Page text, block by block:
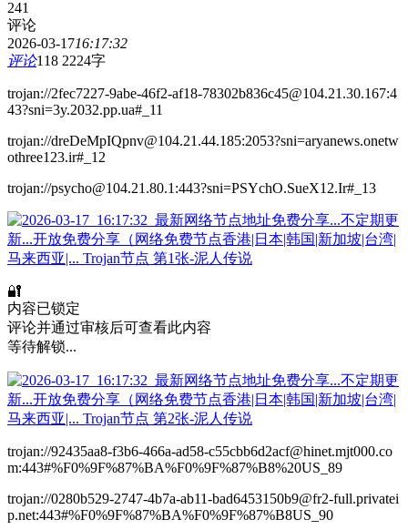
241
评论
2026-03-1716:17:32
评论118 2224字
trojan://2fec7227-9abe-46f2-af18-78302b836c45@104.21.30.167:4
43?sni=3y.2032.pp.ua#_11
trojan://dreDeMpIQpnv@104.21.44.185:2053?sni=aryanews.onetw
othree123.ir#_12
trojan://psycho@104.21.80.1:443?sni=PSYchO.SueX12.Ir#_13
🔐
内容已锁定
评论并通过审核后可查看此内容
等待解锁...
trojan://92435aa8-f3b6-466a-ad58-c55cbb6d2acf@hinet.mjt000.co
m:443#%F0%9F%87%BA%F0%9F%87%B8%20US_89
trojan://0280b529-2747-4b7a-ab11-bad6453150b9@fr2-full.privatei
p.net:443#%F0%9F%87%BA%F0%9F%87%B8US_90